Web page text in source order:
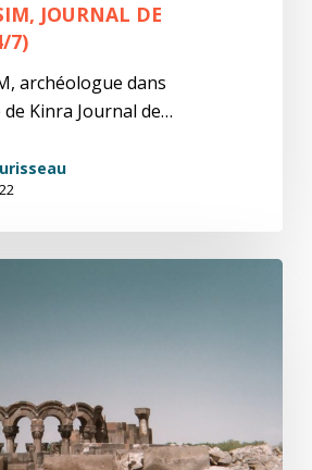
JOURNAL DE
7)
archéologue dans
de Kinra Journal de…